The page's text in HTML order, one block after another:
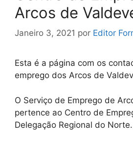
Arcos de
Janeiro 3, 2021 por Editor
Esta é a página com os
emprego dos Arcos de
O Serviço de Emprego de
pertence ao Centro de
Delegação Regional do Norte.